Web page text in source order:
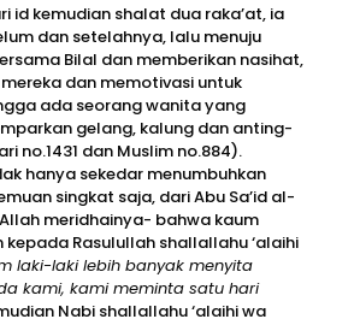
id kemudian shalat dua raka’at, ia
dan setelahnya, lalu menuju
Bilal dan memberikan nasihat,
dan memotivasi untuk
ada seorang wanita yang
gelang, kalung dan anting-
no.1431 dan Muslim no.884).
hanya sekedar menumbuhkan
singkat saja, dari Abu Sa’id al-
meridhainya- bahwa kaum
Rasulullah shallallahu ‘alaihi
laki-laki lebih banyak menyita
kami, kami meminta satu hari
Nabi shallallahu ‘alaihi wa